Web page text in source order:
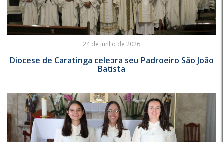
24 de junho de 2026
Diocese de Caratinga celebra seu Padroeiro São João
Batista